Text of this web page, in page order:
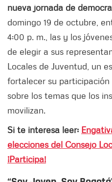
nueva jornada de
domingo 19 de octubre,
4:00 p. m., las y los
de elegir a sus
Locales de Juventud, un
fortalecer su
sobre los temas que los
movilizan.
Si te interesa leer:
elecciones del Consejo
¡Participa!